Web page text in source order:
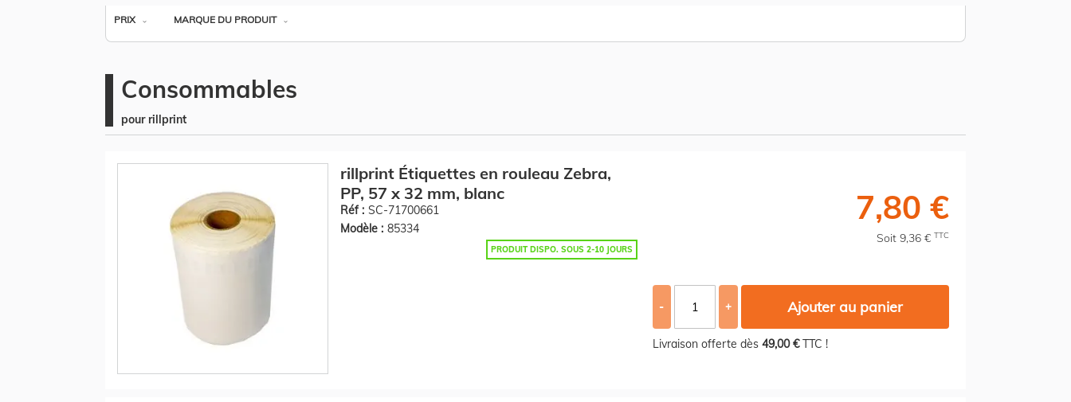
PRIX MARQUE DU PRODUIT
Consommables
pour rillprint
rillprint Étiquettes en rouleau Zebra,
PP, 57 x 32 mm, blanc
Réf : SC-71700661
Modèle : 85334
PRODUIT DISPO. SOUS 2-10 JOURS
7,80 €
Soit 9,36 € TTC
- + Ajouter au panier
Livraison offerte dès 49,00 €TTC !